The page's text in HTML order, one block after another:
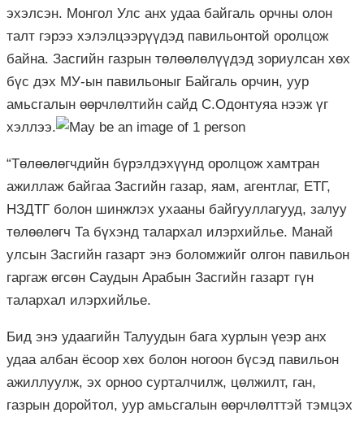
эхэлсэн. Монгол Улс анх удаа байгаль орчны олон
талт гэрээ хэлэлцээрүүдэд павильонтой оролцож
байна. Засгийн газрын төлөөлөлүүдэд зориулсан хөх
бүс дэх МУ-ын павильоныг Байгаль орчин, уур
амьсгалын өөрчлөлтийн сайд С.Одонтуяа нээж үг
хэллээ.
“Төлөөлөгчдийн бүрэлдэхүүнд оролцож хамтран
ажиллаж байгаа Засгийн газар, яам, агентлаг, ЕТГ,
НЗДТГ болон шинжлэх ухааны байгууллагууд, залуу
төлөөлөгч Та бүхэнд талархал илэрхийлье. Манай
улсын Засгийн газарт энэ боломжийг олгон павильон
гаргаж өгсөн Саудын Арабын Засгийн газарт гүн
талархал илэрхийлье.
Бид энэ удаагийн Талуудын бага хурлын үеэр анх
удаа албан ёсоор хөх болон ногоон бүсэд павильон
ажиллуулж, эх орноо сурталчилж, цөлжилт, ган,
газрын доройтол, уур амьсгалын өөрчлөлттэй тэмцэх